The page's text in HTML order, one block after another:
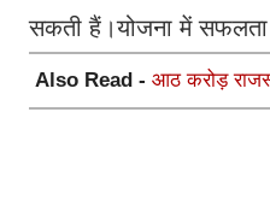
सकती हैं।योजना में सफलता
Also Read - आठ करोड़